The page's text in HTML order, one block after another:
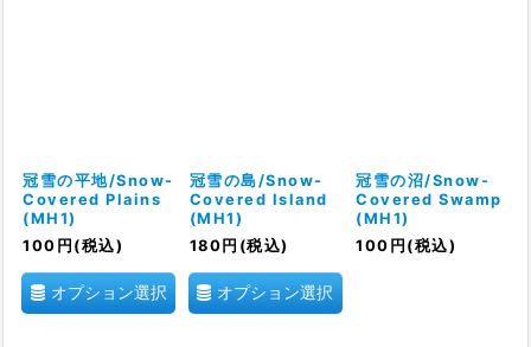
絞り込む
冠雪の平地/Snow-
Covered Plains
(MH1)
100 円 (税込)
オプション選択
冠雪の島/Snow-
Covered Island
(MH1)
180 円 (税込)
オプション選択
冠雪の沼/Snow-
Covered Swamp
(MH1)
100 円 (税込)